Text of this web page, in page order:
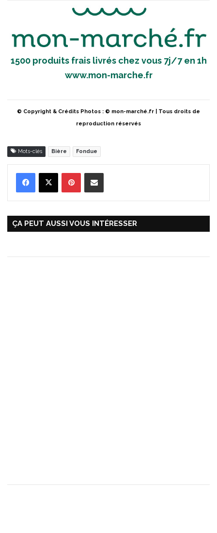
1500 produits frais livrés chez vous 7j/7 en 1h
www.mon-marche.fr
© Copyright & Crédits Photos : © mon-marché.fr | Tous droits de
reproduction réservés
Mots-clés Bière Fondue
ÇA PEUT AUSSI VOUS INTÉRESSER